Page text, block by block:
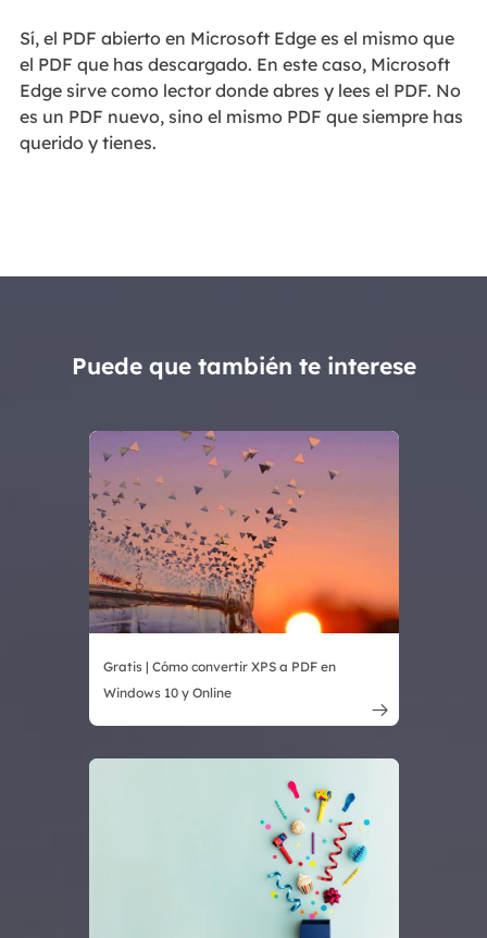
Sí, el PDF abierto en Microsoft Edge es el mismo que
el PDF que has descargado. En este caso, Microsoft
Edge sirve como lector donde abres y lees el PDF. No
es un PDF nuevo, sino el mismo PDF que siempre has
querido y tienes.
Puede que también te interese
Gratis | Cómo convertir XPS a PDF en
Windows 10 y Online
